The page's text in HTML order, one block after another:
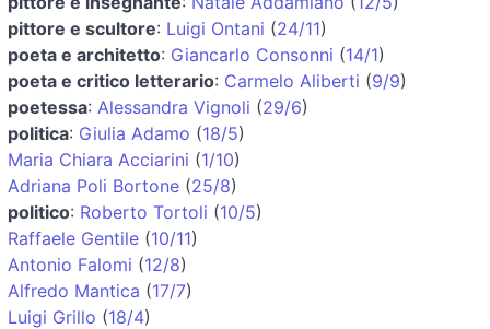
pittore e scultore: Luigi Ontani (24/11)
poeta e architetto: Giancarlo Consonni (14/1)
poeta e critico letterario: Carmelo Aliberti (9/9)
poetessa: Alessandra Vignoli (29/6)
politica: Giulia Adamo (18/5)
Maria Chiara Acciarini (1/10)
Adriana Poli Bortone (25/8)
politico: Roberto Tortoli (10/5)
Raffaele Gentile (10/11)
Antonio Falomi (12/8)
Alfredo Mantica (17/7)
Luigi Grillo (18/4)